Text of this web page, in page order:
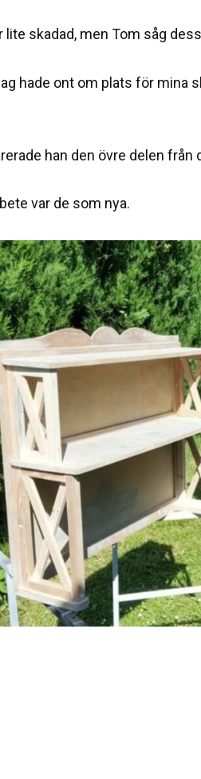
lite skadad, men Tom såg
hade ont om plats för mina
han den övre delen från
var de som nya.